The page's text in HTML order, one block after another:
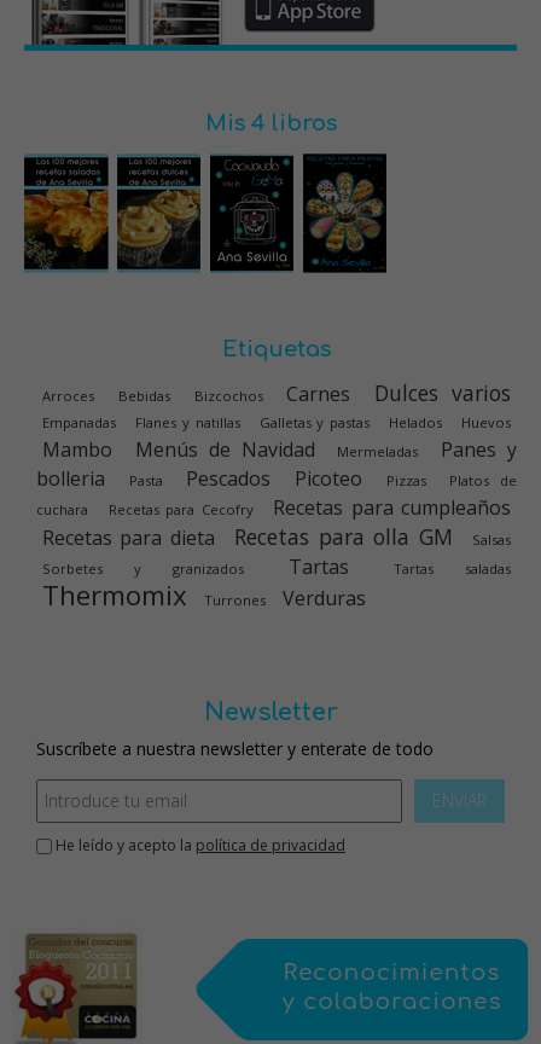
Mis 4 libros
Etiquetas
Arroces Bebidas Bizcochos Carnes Dulces varios
Empanadas Flanes y natillas Galletas y pastas Helados Huevos
Mambo Menús de Navidad Mermeladas
Panes y
bolleria
Pasta Pescados Picoteo Pizzas
Platos de
cuchara
Recetas para Cecofry
Recetas para cumpleaños
Recetas para dieta
Recetas para olla GM
Salsas
Sorbetes y granizados
Tartas Tartas saladas
Thermomix Turrones Verduras
Newsletter
Suscríbete a nuestra newsletter y enterate de todo
ENVIAR
He leído y acepto la política de privacidad